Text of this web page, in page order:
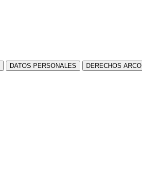
DATOS PERSONALES DERECHOS ARCO